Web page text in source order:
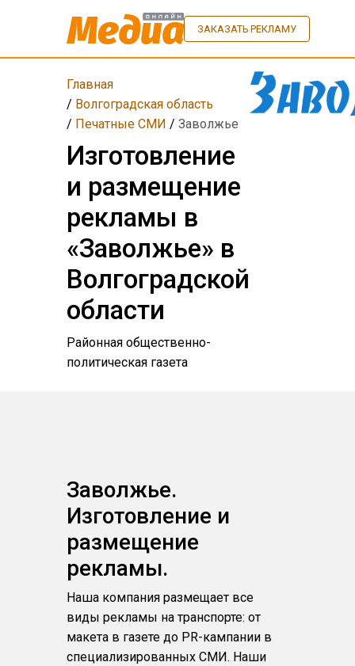
ЗАКАЗАТЬ РЕКЛАМУ
Главная
/ Волгоградская область
/ Печатные СМИ /Заволжье
Изготовление
и размещение
рекламы в
«Заволжье» в
Волгоградской
области
Районная общественно-
политическая газета
Заволжье.
Изготовление и
размещение
рекламы.
Наша компания размещает все
виды рекламы на транспорте: от
макета в газете до PR-кампании в
специализированных СМИ. Наши